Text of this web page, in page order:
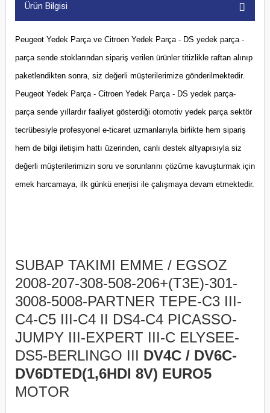
Ürün Bilgisi
Peugeot Yedek Parça ve Citroen Yedek Parça - DS yedek parça -
parça sende stoklarından sipariş verilen ürünler titizlikle raftan alınıp
paketlendikten sonra, siz değerli müşterilerimize gönderilmektedir.
Peugeot Yedek Parça - Citroen Yedek Parça - DS yedek parça-
parça sende yıllardır faaliyet gösterdiği otomotiv yedek parça sektör
tecrübesiyle profesyonel e-ticaret uzmanlarıyla birlikte hem sipariş
hem de bilgi iletişim hattı üzerinden, canlı destek altyapısıyla siz
değerli müşterilerimizin soru ve sorunlarını çözüme kavuşturmak için
emek harcamaya, ilk günkü enerjisi ile çalışmaya devam etmektedir.
SUBAP TAKIMI EMME / EGSOZ
2008-207-308-508-206+(T3E)-301-
3008-5008-PARTNER TEPE-C3 III-
C4-C5 III-C4 II DS4-C4 PICASSO-
JUMPY III-EXPERT III-C ELYSEE-
DS5-BERLINGO III DV4C / DV6C-
DV6DTED(1,6HDI 8V) EURO5
MOTOR